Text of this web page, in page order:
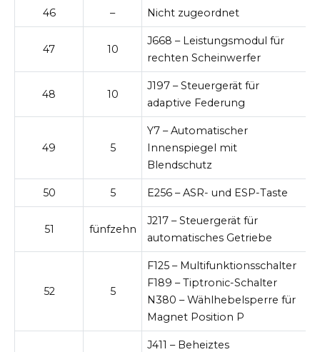
46 – Nicht zugeordnet
47 10
J668 – Leistungsmodul für
rechten Scheinwerfer
48 10
J197 – Steuergerät für
adaptive Federung
49 5
Y7 – Automatischer
Innenspiegel mit
Blendschutz
50 5 E256 – ASR- und ESP-Taste
51 fünfzehn
J217 – Steuergerät für
automatisches Getriebe
52 5
F125 – Multifunktionsschalter
F189 – Tiptronic-Schalter
N380 – Wählhebelsperre für
Magnet Position P
J411 – Beheiztes